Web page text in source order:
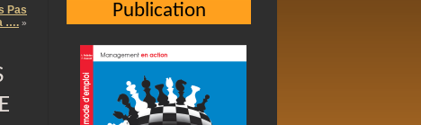
Pas
…. »
Publication